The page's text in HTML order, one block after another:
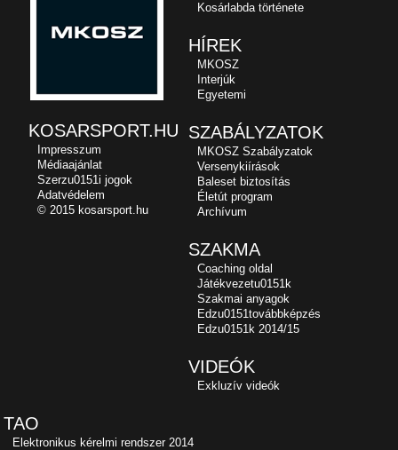
Kosárlabda története
HÍREK
MKOSZ
Interjúk
Egyetemi
SZABÁLYZATOK
MKOSZ Szabályzatok
Versenykiírások
Baleset biztosítás
Életút program
Archívum
SZAKMA
Coaching oldal
Játékvezetu0151k
Szakmai anyagok
Edzu0151továbbképzés
Edzu0151k 2014/15
VIDEÓK
Exkluzív videók
TAO
Elektronikus kérelmi rendszer 2014
KOSARSPORT.HU
Impresszum
Médiaajánlat
Szerzu0151i jogok
Adatvédelem
© 2015 kosarsport.hu